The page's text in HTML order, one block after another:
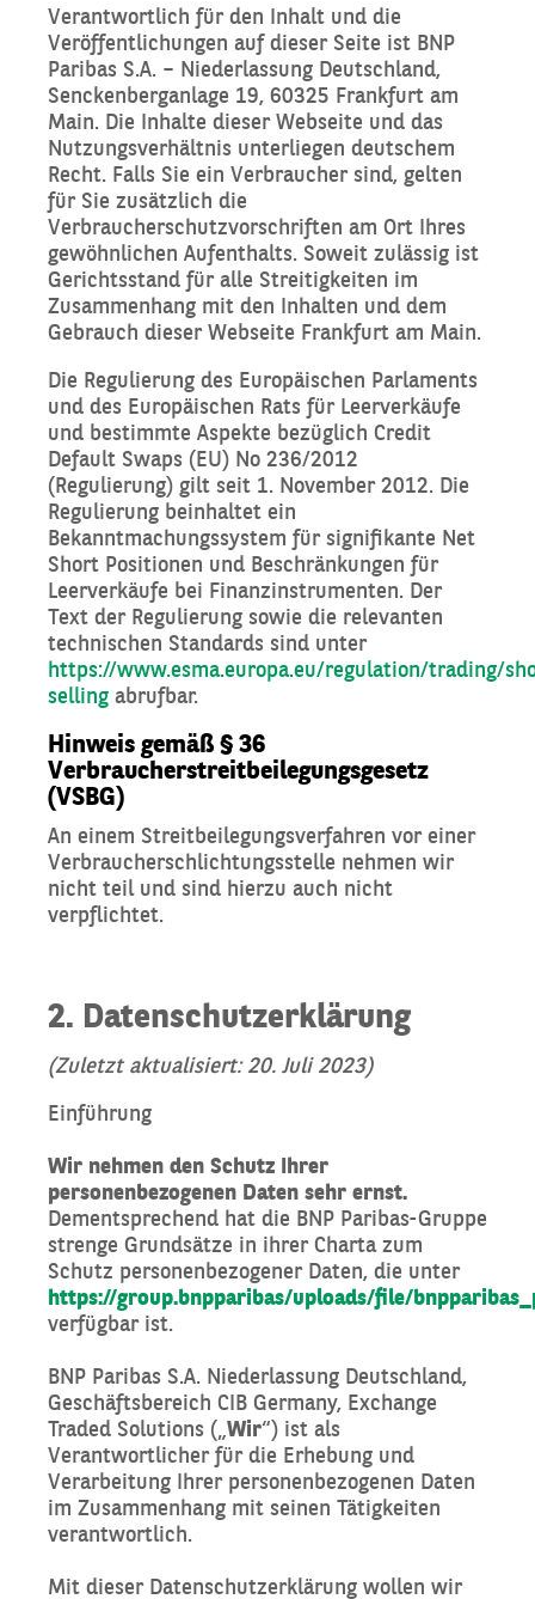
Verantwortlich für den Inhalt und die
Veröffentlichungen auf dieser Seite ist BNP
Paribas S.A. – Niederlassung Deutschland,
Senckenberganlage 19, 60325 Frankfurt am
Main. Die Inhalte dieser Webseite und das
Nutzungsverhältnis unterliegen deutschem
Recht. Falls Sie ein Verbraucher sind, gelten
für Sie zusätzlich die
Verbraucherschutzvorschriften am Ort Ihres
gewöhnlichen Aufenthalts. Soweit zulässig ist
Gerichtsstand für alle Streitigkeiten im
Zusammenhang mit den Inhalten und dem
Gebrauch dieser Webseite Frankfurt am Main.
Die Regulierung des Europäischen Parlaments
und des Europäischen Rats für Leerverkäufe
und bestimmte Aspekte bezüglich Credit
Default Swaps (EU) No 236/2012
(Regulierung) gilt seit 1. November 2012. Die
Regulierung beinhaltet ein
Bekanntmachungssystem für signifikante Net
Short Positionen und Beschränkungen für
Leerverkäufe bei Finanzinstrumenten. Der
Text der Regulierung sowie die relevanten
technischen Standards sind unter
https://www.esma.europa.eu/regulation/trading/
selling abrufbar.
Hinweis gemäß § 36
Verbraucherstreitbeilegungsgesetz
(VSBG)
An einem Streitbeilegungsverfahren vor einer
Verbraucherschlichtungsstelle nehmen wir
nicht teil und sind hierzu auch nicht
verpflichtet.
2. Datenschutzerklärung
(Zuletzt aktualisiert: 20. Juli 2023)
Einführung
Wir nehmen den Schutz Ihrer
personenbezogenen Daten sehr ernst.
Dementsprechend hat die BNP Paribas-Gruppe
strenge Grundsätze in ihrer Charta zum
Schutz personenbezogener Daten, die unter
https://group.bnpparibas/uploads/file/
verfügbar ist.
BNP Paribas S.A. Niederlassung Deutschland,
Geschäftsbereich CIB Germany, Exchange
Traded Solutions („ Wir“) ist als
Verantwortlicher für die Erhebung und
Verarbeitung Ihrer personenbezogenen Daten
im Zusammenhang mit seinen Tätigkeiten
verantwortlich.
Mit dieser Datenschutzerklärung wollen wir